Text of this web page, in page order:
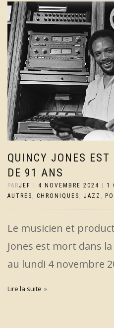
QUINCY JONES EST
DE 91 ANS
PARJEF 4 NOVEMBRE 2024 1
AUTRES , CHRONIQUES , JAZZ ,
Le musicien et
Jones est mort dans
au lundi 4 novembre
Lire la suite